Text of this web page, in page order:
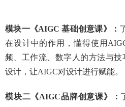
模块一《AIGC 基础创意课》 ：
在设计中的作用，懂得使用
频、工作流、数字人的方法与
设计，让AIGC对设计进行赋能。
模块二 《AIGC品牌创意课》：